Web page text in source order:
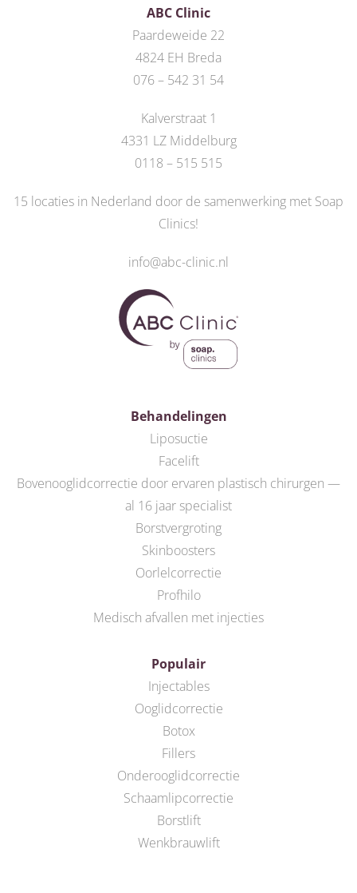
ABC Clinic
Paardeweide 22
4824 EH Breda
076 – 542 31 54
Kalverstraat 1
4331 LZ Middelburg
0118 – 515 515
15 locaties in Nederland door de samenwerking met Soap
Clinics!
info@abc-clinic.nl
Behandelingen
Liposuctie
Facelift
Bovenooglidcorrectie door ervaren plastisch chirurgen —
al 16 jaar specialist
Borstvergroting
Skinboosters
Oorlelcorrectie
Profhilo
Medisch afvallen met injecties
Populair
Injectables
Ooglidcorrectie
Botox
Fillers
Onderooglidcorrectie
Schaamlipcorrectie
Borstlift
Wenkbrauwlift